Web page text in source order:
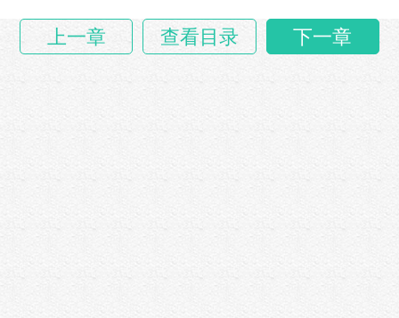
上一章 查看目录 下一章